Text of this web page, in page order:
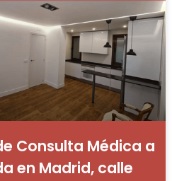
Consulta Médica a
en Madrid, calle